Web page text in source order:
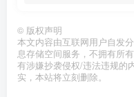
© 版权声明
本文内容由互联网用户自发
息存储空间服务，不拥有所
有涉嫌抄袭侵权/违法违规的
实，本站将立刻删除。